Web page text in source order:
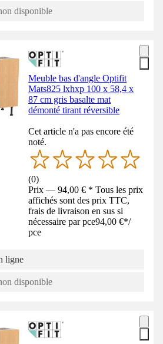
disponible
Meuble bas d'angle Optifit
Mats825 lxhxp 100 x 58,4 x
87 cm gris basalte mat
démonté tirant réversible
Cet article n'a pas encore été
noté.
(0)
Prix — 94,00 € * Tous les prix
affichés sont des prix TTC,
frais de livraison en sus si
nécessaire par pce94,00 €*/
pce
ligne
disponible